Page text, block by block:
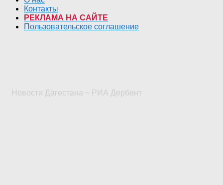
Контакты
РЕКЛАМА НА САЙТЕ
Пользовательское соглашение
Новости Дагестана ~ РИА Дербент